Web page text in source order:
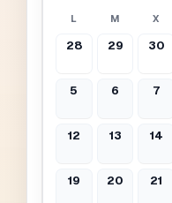
L M X
28 29 30
5 6 7
12 13 14
19 20 21